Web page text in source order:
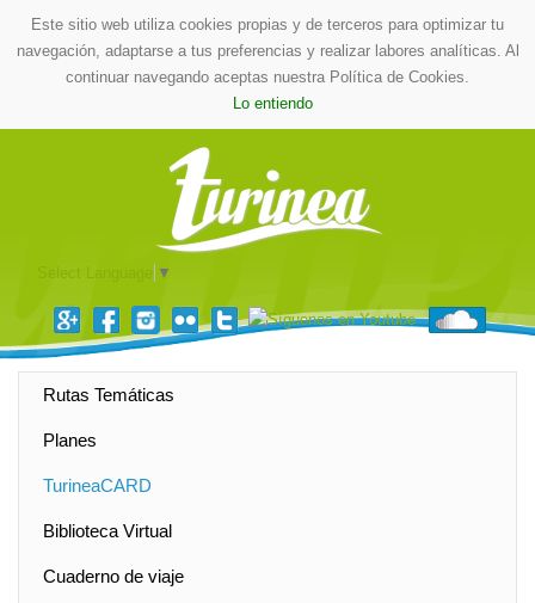
Este sitio web utiliza cookies propias y de terceros para optimizar tu
navegación, adaptarse a tus preferencias y realizar labores analíticas. Al
continuar navegando aceptas nuestra Política de Cookies.
Lo entiendo
▼
Rutas Temáticas
Planes
TurineaCARD
Biblioteca Virtual
Cuaderno de viaje